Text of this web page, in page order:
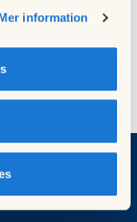
information
16 juni 2026